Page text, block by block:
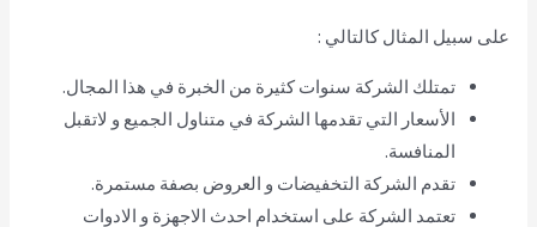
على سبيل المثال كالتالي :
تمتلك الشركة سنوات كثيرة من الخبرة في هذا المجال.
الأسعار التي تقدمها الشركة في متناول الجميع و لاتقبل
المنافسة.
تقدم الشركة التخفيضات و العروض بصفة مستمرة.
تعتمد الشركة على استخدام احدث الاجهزة و الادوات